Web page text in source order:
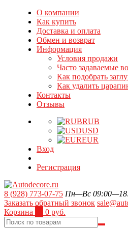
О компании
Как купить
Доставка и оплата
Обмен и возврат
Информация
Условия продажи
Часто задаваемые
Как подобрать
Как удалить
Контакты
Отзывы
RUB
USD
EUR
Вход
Регистрация
8 (928) 773-07-75 Пн—Вс
Заказать обратный звонок
Корзина
0 руб.